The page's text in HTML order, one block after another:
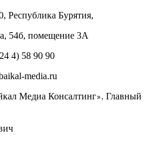
Республика Бурятия,
54б, помещение 3А
4) 58 90 90
media.ru
Медиа Консалтинг». Главный